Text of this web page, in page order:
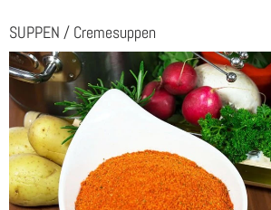
SUPPEN / Cremesuppen